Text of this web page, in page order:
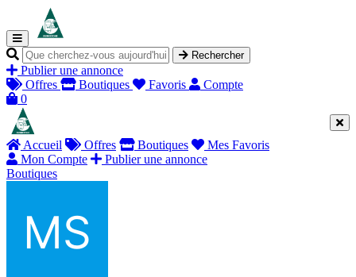
Rechercher
Publier une annonce
Offres
Boutiques Favoris
Compte
0
Accueil Offres Boutiques
Mes Favoris
Mon Compte
Publier une annonce
Boutiques